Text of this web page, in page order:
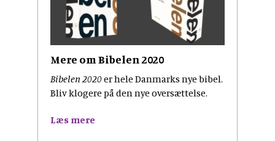
Mere om Bibelen 2020
Bibelen 2020er hele Danmarks nye bibel.
Bliv klogere på den nye oversættelse.
Læs mere